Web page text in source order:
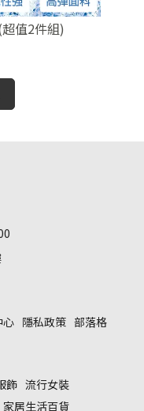
值2件組)
心 隱私政策 部落格
飾 流行女裝
家居生活百貨